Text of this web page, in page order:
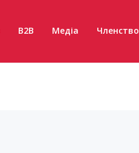
B2B Медіа Членство